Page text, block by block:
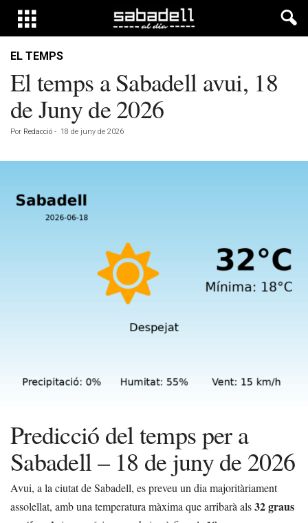
EL TEMPS
El temps a Sabadell avui, 18
de Juny de 2026
Por Redacció - 18 de juny de 2026
Predicció del temps per a
Sabadell – 18 de juny de 2026
Avui, a la ciutat de Sabadell, es preveu un dia majoritàriament
assolellat, amb una temperatura màxima que arribarà als32 graus